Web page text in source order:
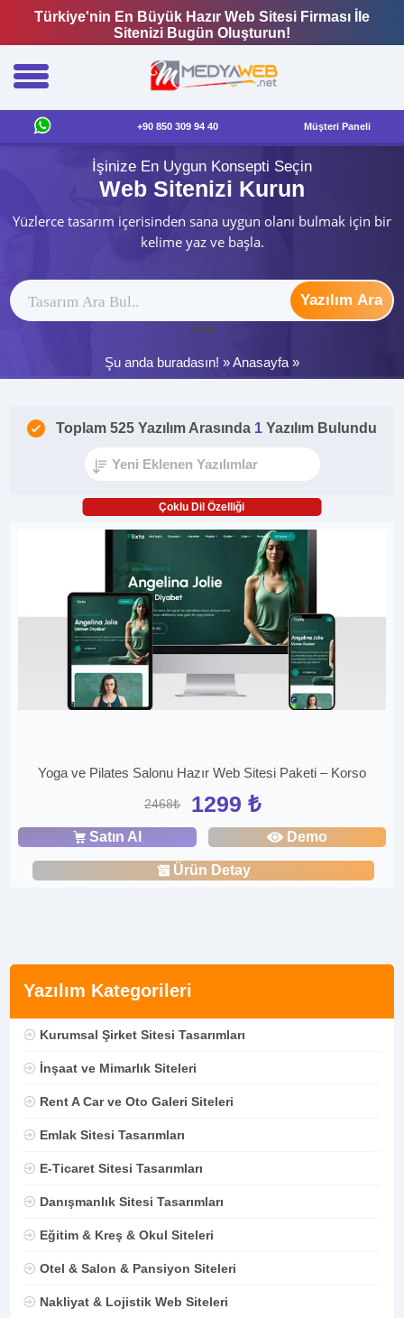
Türkiye'nin En Büyük Hazır Web Sitesi Firması İle
Sitenizi Bugün Oluşturun!
+90 850 309 94 40 Müşteri Paneli
İşinize En Uygun Konsepti Seçin
Web Sitenizi Kurun
Yüzlerce tasarım içerisinden sana uygun olanı bulmak için bir
kelime yaz ve başla.
Yazılım Ara
ytag
Şu anda buradasın! »Anasayfa »
Yazılım Kategorileri
Kurumsal Şirket Sitesi Tasarımları
İnşaat ve Mimarlık Siteleri
Rent A Car ve Oto Galeri Siteleri
Emlak Sitesi Tasarımları
E-Ticaret Sitesi Tasarımları
Danışmanlık Sitesi Tasarımları
Eğitim & Kreş & Okul Siteleri
Otel & Salon & Pansiyon Siteleri
Nakliyat & Lojistik Web Siteleri
Toplam 525 Yazılım Arasında 1 Yazılım Bulundu
Çoklu Dil Özelliği
Yoga ve Pilates Salonu Hazır Web Sitesi Paketi – Korso
2468₺ 1299 ₺
Satın Al Demo
Ürün Detay